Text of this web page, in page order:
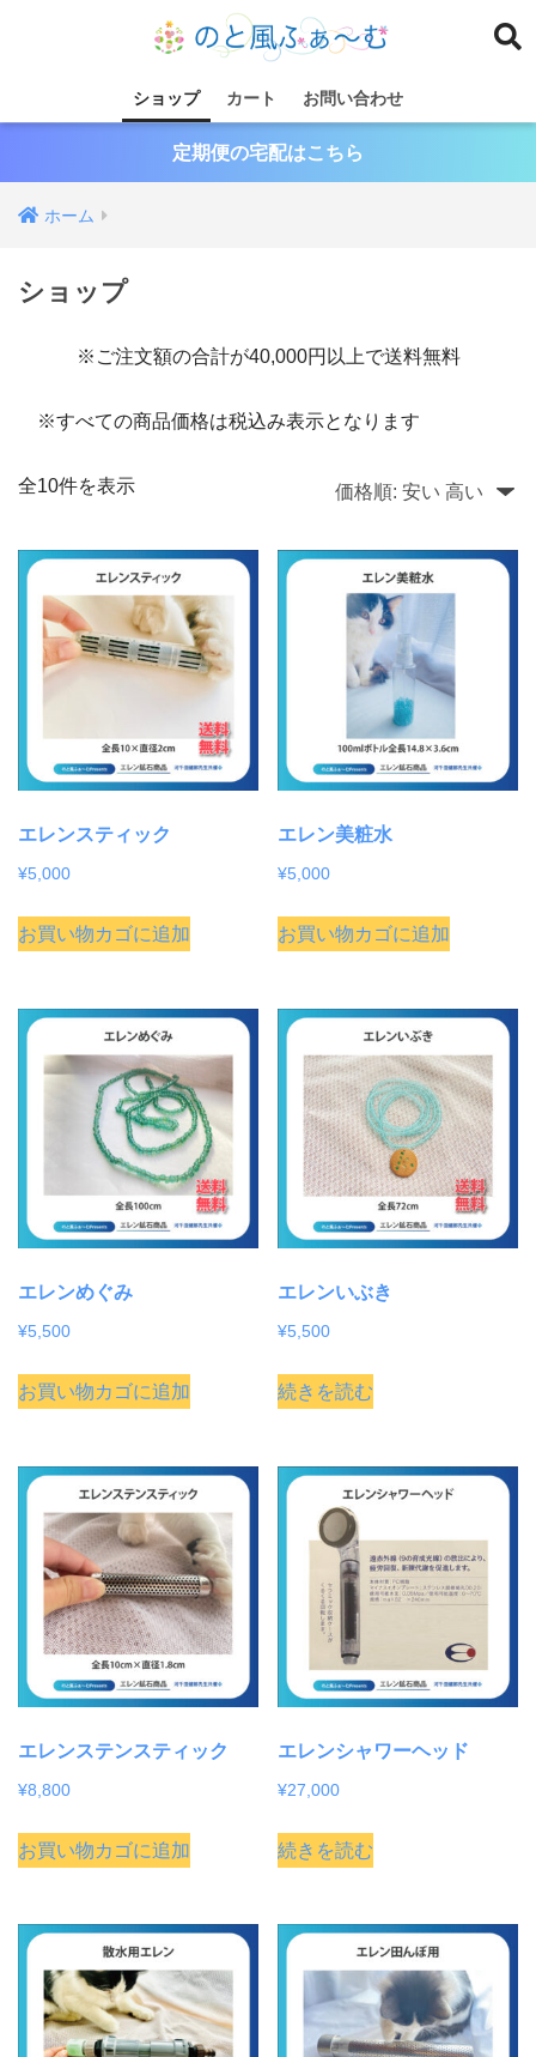
ショップ カート お問い合わせ
定期便の宅配はこちら
ホーム
ショップ
※ご注文額の合計が40,000円以上で送料無料
※すべての商品価格は税込み表示となります
全10件を表示
エレンスティック
¥5,000
お買い物カゴに追加
エレン美粧水
¥5,000
お買い物カゴに追加
エレンめぐみ
¥5,500
お買い物カゴに追加
エレンいぶき
¥5,500
続きを読む
エレンステンスティック
¥8,800
お買い物カゴに追加
エレンシャワーヘッド
¥27,000
続きを読む